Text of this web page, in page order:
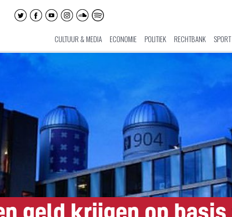
CULTUUR & MEDIA ECONOMIE POLITIEK RECHTBANK SPORT
geld krijgen op